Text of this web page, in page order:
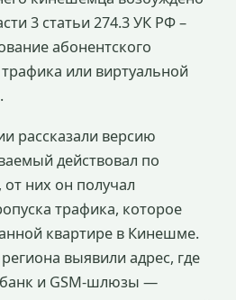
3 статьи 274.3 УК РФ –
абонентского
или виртуальной
рассказали версию
действовал по
них он получал
трафика, которое
квартире в Кинешме.
выявили адрес, где
и GSM-шлюзы —